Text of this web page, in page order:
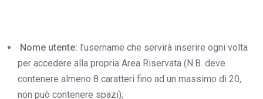
Nome utente: l’username che servirà inserire ogni volta
per accedere alla propria Area Riservata (N.B. deve
contenere almeno 8 caratteri fino ad un massimo di 20,
non può contenere spazi);